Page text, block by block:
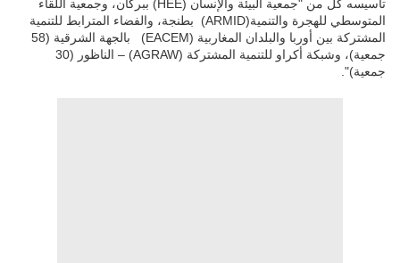
تأسيسه كل من "جمعية البيئة والإنسان (HEE) ببركان، وجمعية اللقاء
المتوسطي للهجرة والتنمية(ARMID)
بطنجة، والفضاء المترابط للتنمية
المشتركة بين أوربا والبلدان المغاربية (EACEM)
بالجهة الشرقية (58
جمعية)، وشبكة أكراو للتنمية المشتركة (AGRAW)
– الناظور (30
جمعية)".